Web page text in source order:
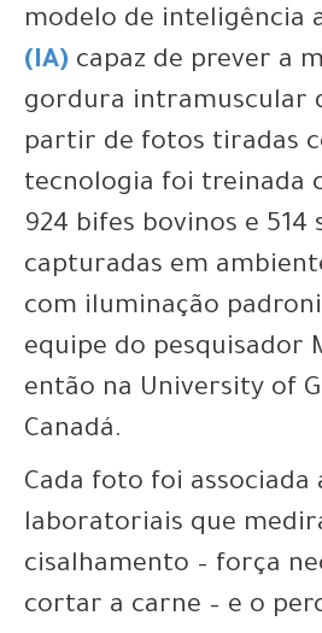
modelo de inteligência
(IA) capaz de prever a
gordura intramuscular
partir de fotos tiradas
tecnologia foi treinada
924 bifes bovinos e 514
capturadas em
com iluminação
equipe do pesquisador
então na University of
Canadá.
Cada foto foi associada
laboratoriais que
cisalhamento – força
cortar a carne – e o